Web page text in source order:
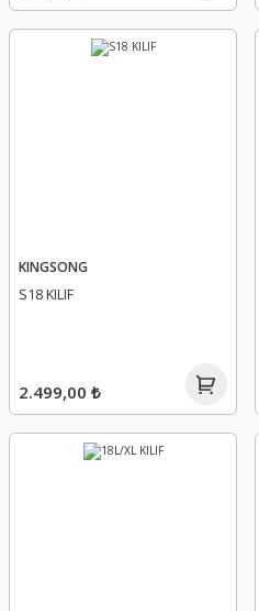
KINGSONG
S18 KILIF
2.499,00 ₺